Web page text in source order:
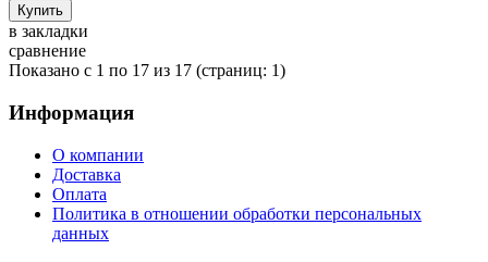
в закладки
сравнение
Показано с 1 по 17 из 17 (страниц: 1)
Информация
О компании
Доставка
Оплата
Политика в отношении обработки персональных
данных